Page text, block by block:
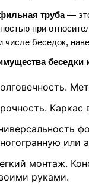
труба— это
при
числе беседок,
беседки
Каркас
или
монтаж.
руками.